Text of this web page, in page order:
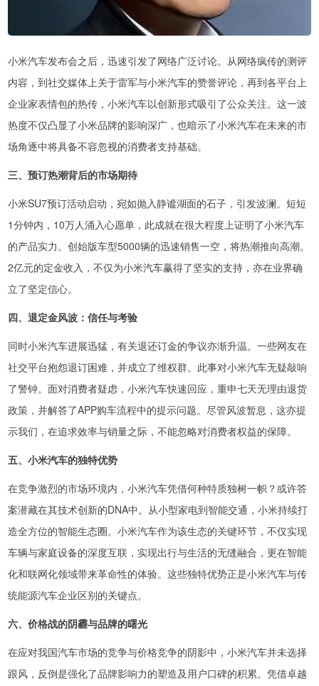
小米汽车发布会之后，迅速引发了网络广泛讨论。从网络疯传的测评
内容，到社交媒体上关于雷军与小米汽车的赞誉评论，再到各平台上
企业家表情包的热传，小米汽车以创新形式吸引了公众关注。这一波
热度不仅凸显了小米品牌的影响深广，也暗示了小米汽车在未来的市
场角逐中将具备不容忽视的消费者支持基础。
三、预订热潮背后的市场期待
小米SU7预订活动启动，宛如抛入静谧湖面的石子，引发波澜。短短
1分钟内，10万人涌入心愿单，此成就在很大程度上证明了小米汽车
的产品实力。创始版车型5000辆的迅速销售一空，将热潮推向高潮。
2亿元的定金收入，不仅为小米汽车赢得了坚实的支持，亦在业界确
立了坚定信心。
四、退定金风波：信任与考验
同时小米汽车进展迅猛，有关退还订金的争议亦渐升温。一些网友在
社交平台抱怨退订困难，并成立了维权群。此事对小米汽车无疑敲响
了警钟。面对消费者疑虑，小米汽车快速回应，重申七天无理由退货
政策，并解答了APP购车流程中的提示问题。尽管风波暂息，这亦提
示我们，在追求效率与销量之际，不能忽略对消费者权益的保障。
五、小米汽车的独特优势
在竞争激烈的市场环境内，小米汽车凭借何种特质独树一帜？或许答
案潜藏在其技术创新的DNA中。从小型家电到智能交通，小米持续打
造全方位的智能生态圈。小米汽车作为该生态的关键环节，不仅实现
车辆与家庭设备的深度互联，实现出行与生活的无缝融合，更在智能
化和联网化领域带来革命性的体验。这些独特优势正是小米汽车与传
统能源汽车企业区别的关键点。
六、价格战的阴霾与品牌的曙光
在应对我国汽车市场的竞争与价格竞争的阴影中，小米汽车并未选择
跟风，反倒是强化了品牌影响力的塑造及用户口碑的积累。凭借卓越